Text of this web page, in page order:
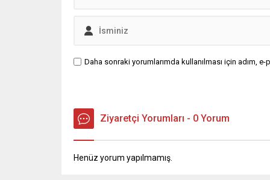
Daha sonraki yorumlarımda kullanılması için adım,
Ziyaretçi Yorumları - 0 Yorum
Henüz yorum yapılmamış.